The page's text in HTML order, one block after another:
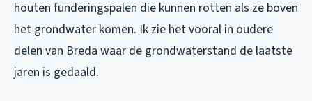
houten funderingspalen die kunnen rotten als ze boven
het grondwater komen. Ik zie het vooral in oudere
delen van Breda waar de grondwaterstand de laatste
jaren is gedaald.